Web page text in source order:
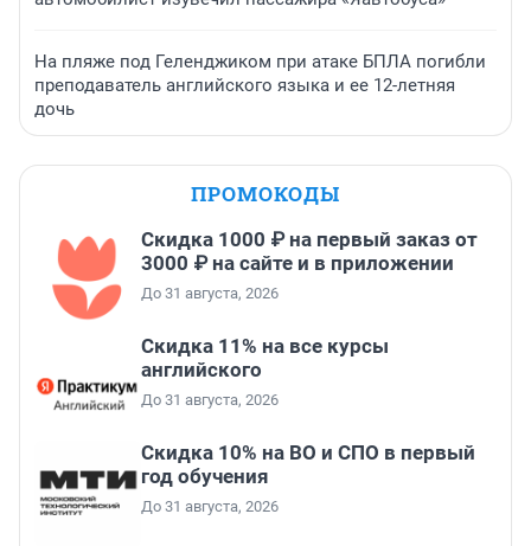
На пляже под Геленджиком при атаке БПЛА погибли
преподаватель английского языка и ее 12-летняя
дочь
ПРОМОКОДЫ
Скидка 1000 ₽ на первый заказ от
3000 ₽ на сайте и в приложении
До 31 августа, 2026
Скидка 11% на все курсы
английского
До 31 августа, 2026
Скидка 10% на ВО и СПО в первый
год обучения
До 31 августа, 2026